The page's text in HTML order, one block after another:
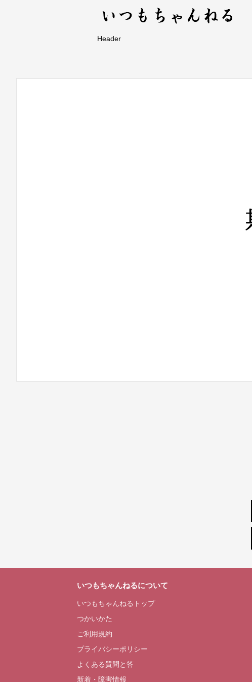
Header
いつもちゃんねるについて
いつもちゃんねるトップ
つかいかた
ご利用規約
プライバシーポリシー
よくある質問と答
新着・障害情報